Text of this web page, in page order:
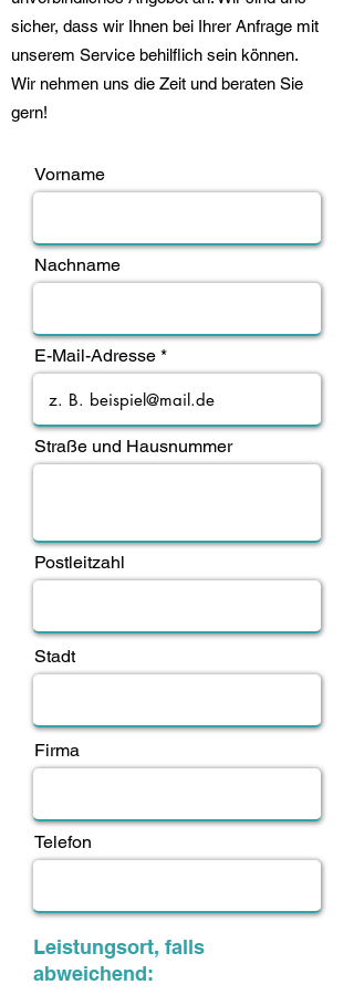
sicher, dass wir Ihnen bei Ihrer Anfrage mit
unserem Service behilflich sein können.
Wir nehmen uns die Zeit und beraten Sie
gern!
Vorname
Nachname
E-Mail-Adresse
Straße und Hausnummer
Postleitzahl
Stadt
Firma
Telefon
Leistungsort, falls
abweichend: